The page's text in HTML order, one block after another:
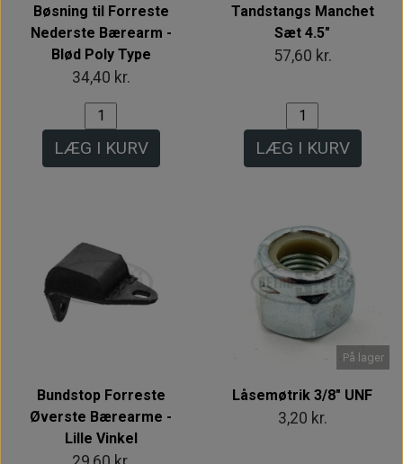
Bøsning til Forreste
Nederste Bærearm -
Blød Poly Type
34,40 kr.
LÆG I KURV
Tandstangs Manchet
Sæt 4.5"
57,60 kr.
LÆG I KURV
Bundstop Forreste
Øverste Bærearme -
Lille Vinkel
På lager
Låsemøtrik 3/8" UNF
3,20 kr.